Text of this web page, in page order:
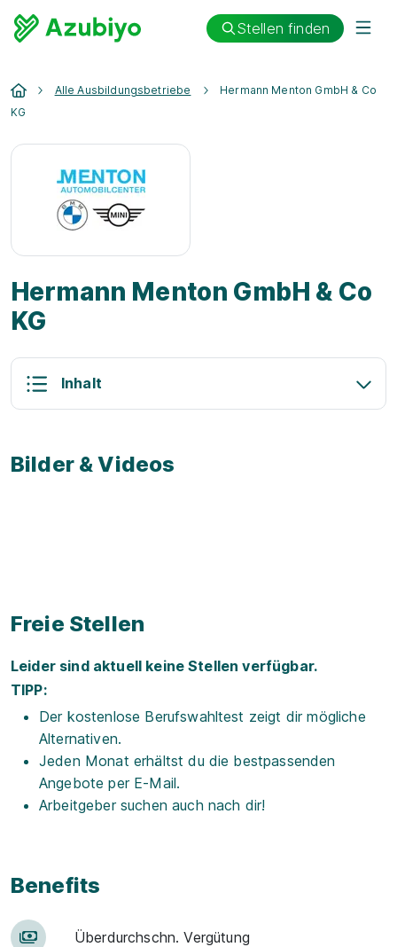
Stellen finden
Alle Ausbildungsbetriebe
Hermann Menton GmbH & Co
KG
Hermann Menton GmbH & Co
KG
Inhalt
Bilder & Videos
Freie Stellen
Leider sind aktuell keine Stellen verfügbar.
TIPP:
Der kostenlose Berufswahltest zeigt dir mögliche
Alternativen.
Jeden Monat erhältst du die bestpassenden
Angebote per E-Mail.
Arbeitgeber suchen auch nach dir!
Benefits
Über­durch­schn. Ver­gü­tung